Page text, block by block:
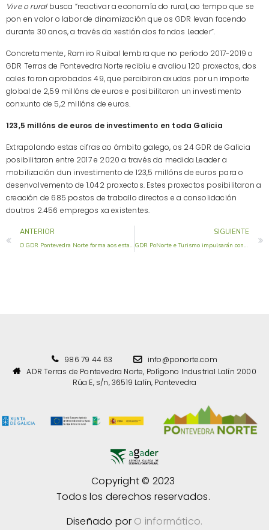
Vive o ruralbusca “reactivar a economía do rural, ao tempo que se
pon en valor o labor de dinamización que os GDR levan facendo
durante 30 anos, a través da xestión dos fondos Leader”.
Concretamente, Ramiro Ruibal lembra que no período 2017-2019 o
GDR Terras de Pontevedra Norte recibíu e avaliou 120 proxectos, dos
cales foron aprobados 49, que percibiron axudas por un importe
global de 2,59 millóns de euros e posibilitaron un investimento
conxunto de 5,2 millóns de euros.
123,5 millóns de euros de investimento en toda Galicia
Extrapolando estas cifras ao ámbito galego, os 24 GDR de Galicia
posibilitaron entre 2017 e 2020 a través da medida Leader a
mobilización dun investimento de 123,5 millóns de euros para o
desenvolvemento de 1.042 proxectos. Estes proxectos posibilitaron a
creación de 685 postos de traballo directos e a consolidación
doutros 2.456 empregos xa existentes.
ANTERIOR
O GDR Pontevedra Norte forma aos establecementos adheridos ao SICTED sobre prevención da Covid-19
SIGUIENTE
GDR PoNorte e Turismo impulsarán con 32.640 € a promoción on line do xeodestino Deza-Tabeirós
986 79 44 63
info@ponorte.com
ADR Terras de Pontevedra Norte, Polígono Industrial Lalín 2000
Rúa E, s/n, 36519 Lalín, Pontevedra
Copyright © 2023
Todos los derechos reservados.
Diseñado por O informático.